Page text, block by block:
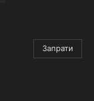
Запрати